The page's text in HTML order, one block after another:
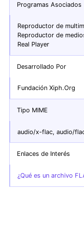
Programas Asociados
Reproductor de
Reproductor de
Real Player
Desarrollado Por
Fundación Xiph.Org
Tipo MIME
audio/x-flac, audio/
Enlaces de Interés
¿Qué es un archivo